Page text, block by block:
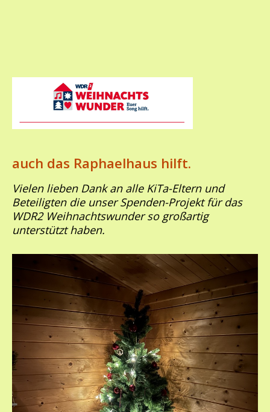
auch das Raphaelhaus hilft.
Vielen lieben Dank an alle KiTa-Eltern und
Beteiligten die unser Spenden-Projekt für das
WDR2 Weihnachtswunder so großartig
unterstützt haben.